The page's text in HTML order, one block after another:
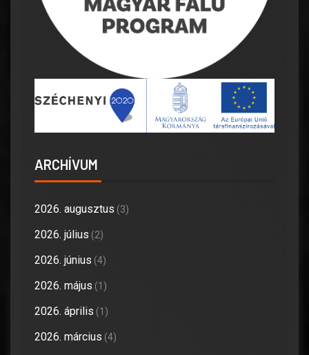
ARCHÍVUM
2026. augusztus (3)
2026. július (2)
2026. június (4)
2026. május (1)
2026. április (1)
2026. március (4)